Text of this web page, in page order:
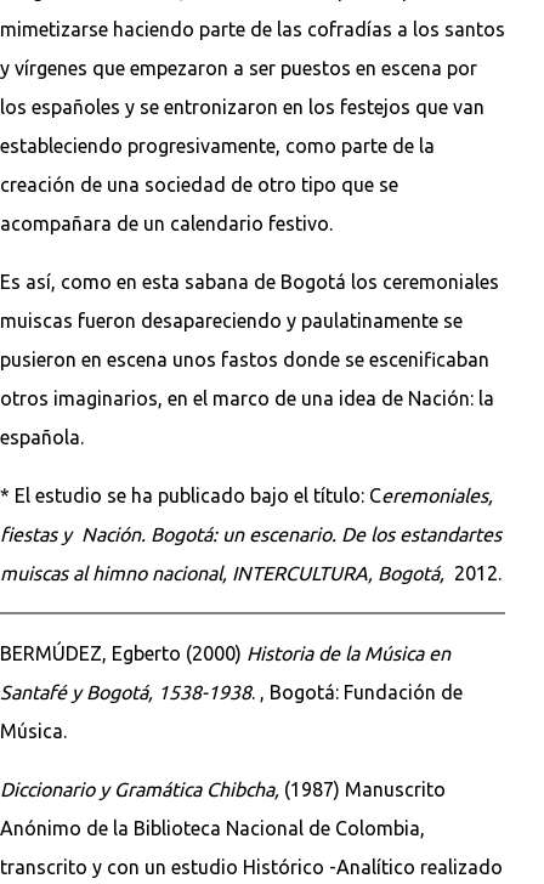
mimetizarse haciendo parte de las cofradías a los santos
y vírgenes que empezaron a ser puestos en escena por
los españoles y se entronizaron en los festejos que van
estableciendo progresivamente, como parte de la
creación de una sociedad de otro tipo que se
acompañara de un calendario festivo.
Es así, como en esta sabana de Bogotá los ceremoniales
muiscas fueron desapareciendo y paulatinamente se
pusieron en escena unos fastos donde se escenificaban
otros imaginarios, en el marco de una idea de Nación: la
española.
* El estudio se ha publicado bajo el título: Ceremoniales,
fiestas y Nación. Bogotá: un escenario. De los estandartes
muiscas al himno nacional, INTERCULTURA, Bogotá, 2012.
BERMÚDEZ, Egberto (2000) Historia de la Música en
Santafé y Bogotá, 1538-1938. , Bogotá: Fundación de
Música.
Diccionario y Gramática Chibcha, (1987) Manuscrito
Anónimo de la Biblioteca Nacional de Colombia,
transcrito y con un estudio Histórico -Analítico realizado